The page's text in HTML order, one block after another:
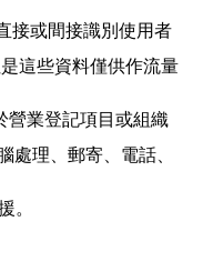
接或間接識別使用者
這些資料僅供作流量
營業登記項目或組織
理、郵寄、電話、
。